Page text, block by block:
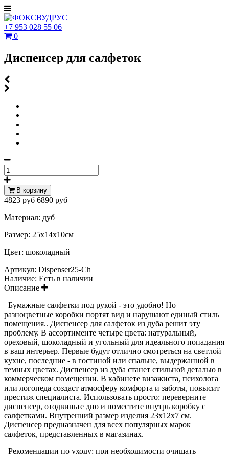
+7 953 028 55 06
0
Диспенсер для салфеток
В корзину
4823 руб 6890 руб
Материал: дуб
Размер: 25х14х10см
Цвет: шоколадный
Артикул: Dispenser25-Ch
Наличие: Есть в наличии
Описание
Бумажные салфетки под рукой - это удобно! Но
разноцветные коробки портят вид и нарушают единый стиль
помещения.. Диспенсер для салфеток из дуба решит эту
проблему. В ассортименте четыре цвета: натуральный,
ореховый, шоколадный и угольный для идеального попадания
в ваш интерьер. Первые будут отлично смотреться на светлой
кухне, последние - в гостиной или спальне, выдержанной в
темных цветах. Диспенсер из дуба станет стильной деталью в
коммерческом помещении. В кабинете визажиста, психолога
или логопеда создаст атмосферу комфорта и заботы, повысит
престиж специалиста. Использовать просто: переверните
диспенсер, отодвиньте дно и поместите внутрь коробку с
салфетками. Внутренний размер изделия 23х12х7 см.
Диспенсер предназначен для всех популярных марок
салфеток, представленных в магазинах.
Рекомендации по уходу: при необходимости очищать